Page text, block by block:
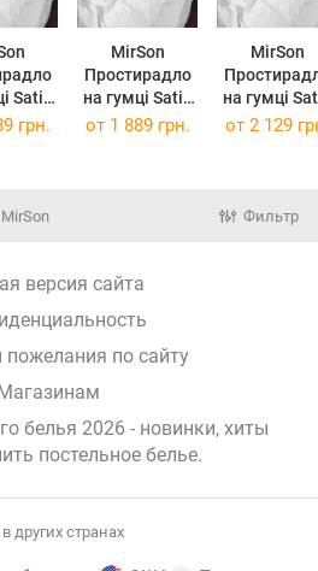
00-
MirSon
Простирадло
на гумці Satin
Premium 00-
MirSon
на гумці Satin
Premium
грн. от 1 889 грн. от 2 129
MirSon Фильтр
версия сайта
пожелания по сайту
Магазинам
белья 2026 - новинки, хиты
постельное белье.
других странах